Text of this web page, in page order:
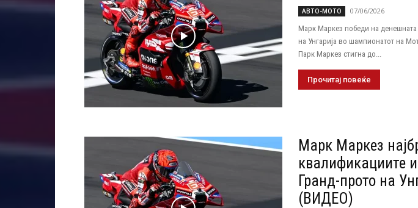
АВТО-МОТО
07/06/2026
Марк Маркез победи на денешната
на Унгарија во шампионатот на
Парк Маркез стигна до...
Прочитај повеќе
Марк Маркез
квалификациите
Гранд-прото на
(ВИДЕО)